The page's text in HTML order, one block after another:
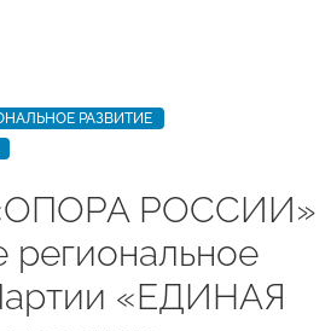
РАЗВИТИЕ
РОССИИ»
региональное
«ЕДИНАЯ